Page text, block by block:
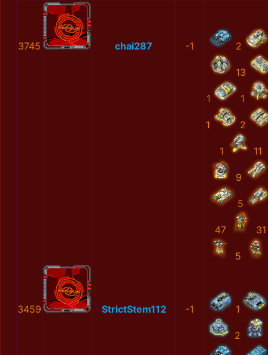
3745 chai287 -1 2
13
1 1
1 2
1 11
9
5
47 31
5
3459 StrictStem112 -1 1
2